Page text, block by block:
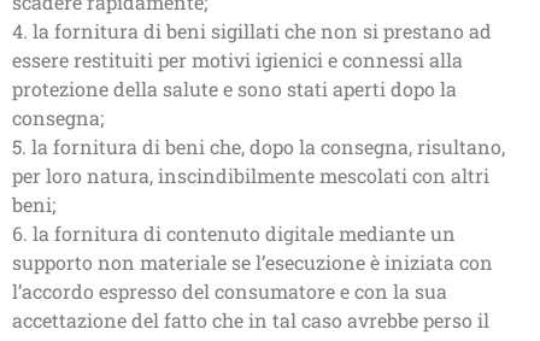
4. la fornitura di beni sigillati che non si prestano ad
essere restituiti per motivi igienici e connessi alla
protezione della salute e sono stati aperti dopo la
consegna;
5. la fornitura di beni che, dopo la consegna, risultano,
per loro natura, inscindibilmente mescolati con altri
beni;
6. la fornitura di contenuto digitale mediante un
supporto non materiale se l’esecuzione è iniziata con
l’accordo espresso del consumatore e con la sua
accettazione del fatto che in tal caso avrebbe perso il